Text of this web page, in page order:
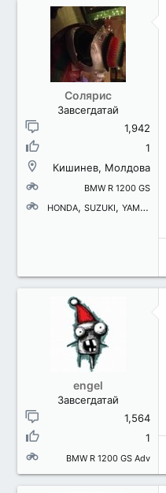
Солярис
Завсегдатай
1,942
1
Кишинев, Молдова
BMW R 1200 GS
HONDA SUZUKI YAMAHA
engel
Завсегдатай
1,564
1
BMW R 1200 GS Adv